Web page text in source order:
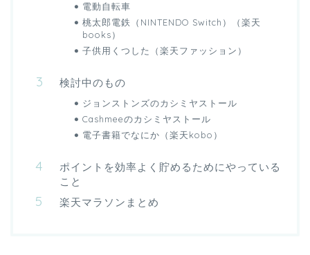
電動自転車
桃太郎電鉄（NINTENDO Switch）（楽天
books）
子供用くつした（楽天ファッション）
検討中のもの
ジョンストンズのカシミヤストール
Cashmeeのカシミヤストール
電子書籍でなにか（楽天kobo）
ポイントを効率よく貯めるためにやっている
こと
楽天マラソンまとめ